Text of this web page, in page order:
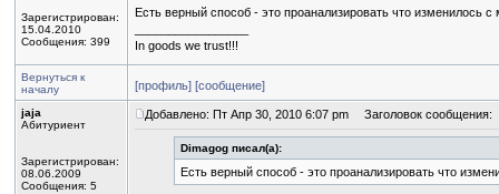
Зарегистрирован:
15.04.2010
Сообщения: 399
Есть верный способ - это проанализировать что изменилось
In goods we trust!!!
Вернуться к
началу
[профиль] [сообщение]
jaja
Абитуриент
Зарегистрирован:
08.06.2009
Сообщения: 5
Добавлено: Пт Апр 30, 2010 6:07 pm Заголовок сообщения:
Dimagog писал(а):
Есть верный способ - это проанализировать что